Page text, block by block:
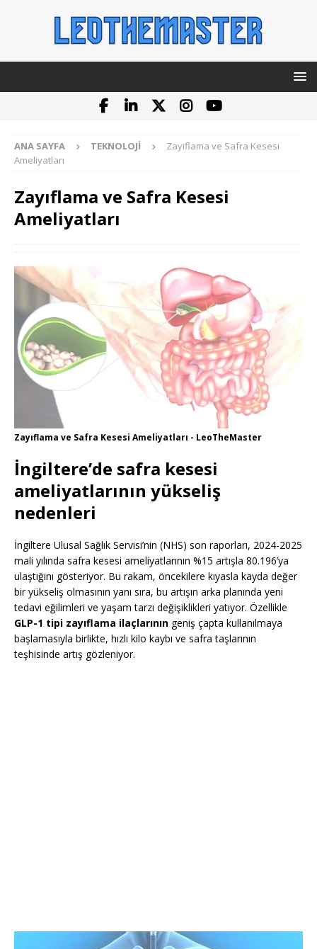
ANA SAYFA TEKNOLOJI
Zayıflama ve Safra Kesesi
Ameliyatları
Zayıflama ve Safra Kesesi
Ameliyatları
Zayıflama ve Safra Kesesi Ameliyatları - LeoTheMaster
İngiltere’de safra kesesi
ameliyatlarının yükseliş
nedenleri
İngiltere Ulusal Sağlık Servisi’nin (NHS) son raporları, 2024-2025
mali yılında safra kesesi ameliyatlarının %15 artışla 80.196’ya
ulaştığını gösteriyor. Bu rakam, öncekilere kıyasla kayda değer
bir yükseliş olmasının yanı sıra, bu artışın arka planında yeni
tedavi eğilimleri ve yaşam tarzı değişiklikleri yatıyor. Özellikle
GLP-1 tipi zayıflama ilaçlarının geniş çapta kullanılmaya
başlamasıyla birlikte, hızlı kilo kaybı ve safra taşlarının
teşhisinde artış gözleniyor.